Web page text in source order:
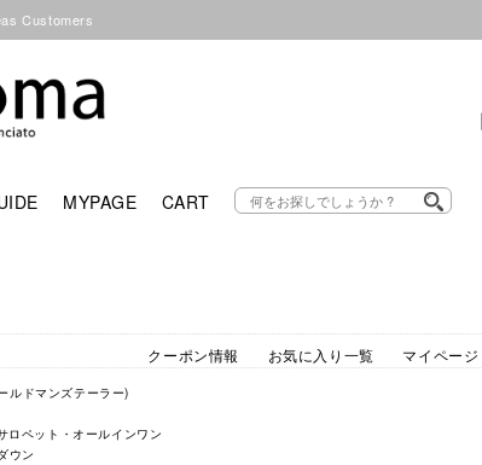
Customers
MYPAGE CART
クーポン情報
お気に入り一覧 マイページ
ルドマンズテーラー)
ロペット・オールインワン
ウン